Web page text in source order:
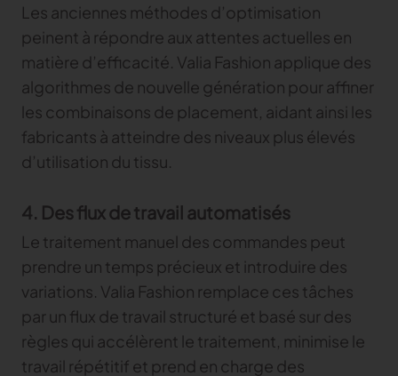
Les anciennes méthodes d’optimisation
peinent à répondre aux attentes actuelles en
matière d’efficacité. Valia Fashion applique des
algorithmes de nouvelle génération pour affiner
les combinaisons de placement, aidant ainsi les
fabricants à atteindre des niveaux plus élevés
d’utilisation du tissu.
4. Des flux de travail automatisés
Le traitement manuel des commandes peut
prendre un temps précieux et introduire des
variations. Valia Fashion remplace ces tâches
par un flux de travail structuré et basé sur des
règles qui accélèrent le traitement, minimise le
travail répétitif et prend en charge des